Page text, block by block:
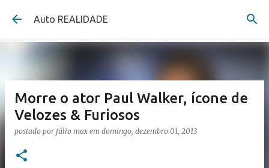
Pular para o conteúdo principal
Auto REALIDADE
Morre o ator Paul Walker, ícone de
Velozes & Furiosos
postado por júlio max em domingo, dezembro 01, 2013